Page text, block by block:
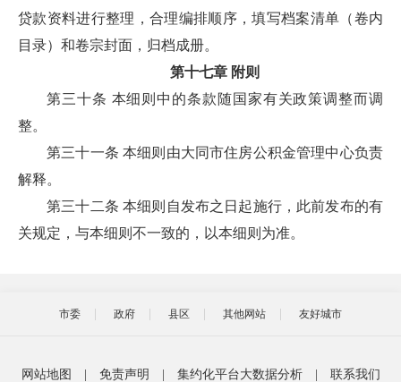
贷款资料进行整理，合理编排顺序，填写档案清单（卷内
目录）和卷宗封面，归档成册。
第十七章 附则
第三十条 本细则中的条款随国家有关政策调整而调
整。
第三十一条 本细则由大同市住房公积金管理中心负责
解释。
第三十二条 本细则自发布之日起施行，此前发布的有
关规定，与本细则不一致的，以本细则为准。
市委 政府 县区 其他网站 友好城市
网站地图 免责声明 集约化平台大数据分析 联系我们